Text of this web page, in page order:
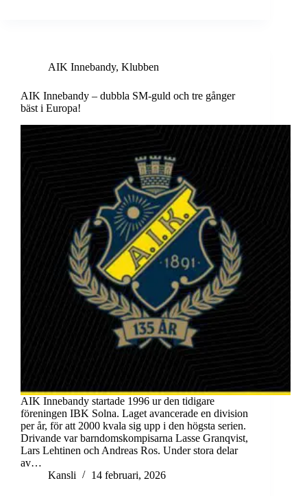
AIK Innebandy, Klubben
AIK Innebandy – dubbla SM-guld och tre gånger
bäst i Europa!
AIK Innebandy startade 1996 ur den tidigare
föreningen IBK Solna. Laget avancerade en division
per år, för att 2000 kvala sig upp i den högsta serien.
Drivande var barndomskompisarna Lasse Granqvist,
Lars Lehtinen och Andreas Ros. Under stora delar
av…
Kansli
14 februari, 2026